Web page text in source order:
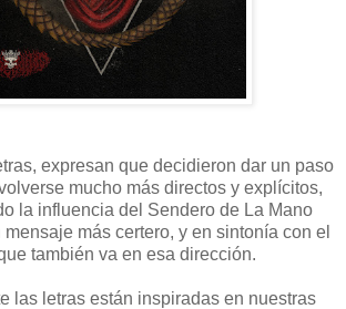
expresan que decidieron dar un paso
mucho más directos y explícitos,
la influencia del Sendero de La Mano
mensaje más certero, y en sintonía con el
también va en esa dirección.
las letras están inspiradas en nuestras